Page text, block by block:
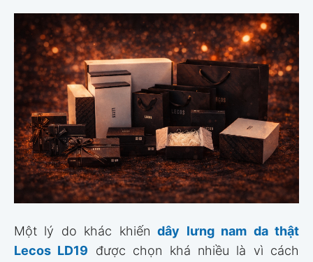
Một lý do khác khiếndây lưng nam da thật
Lecos LD19 được chọn khá nhiều là vì cách